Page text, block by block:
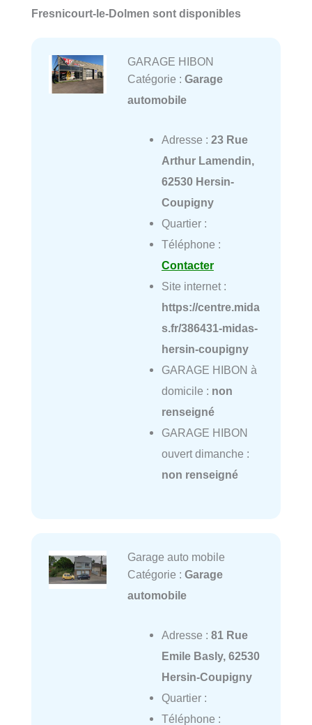
Fresnicourt-le-Dolmen sont disponibles
GARAGE HIBON
Catégorie : Garage
automobile
Adresse : 23 Rue
Arthur Lamendin,
62530 Hersin-
Coupigny
Quartier :
Téléphone :
Contacter
Site internet :
https://centre.mida
s.fr/386431-midas-
hersin-coupigny
GARAGE HIBON à
domicile : non
renseigné
GARAGE HIBON
ouvert dimanche :
non renseigné
Garage auto mobile
Catégorie : Garage
automobile
Adresse : 81 Rue
Emile Basly, 62530
Hersin-Coupigny
Quartier :
Téléphone :